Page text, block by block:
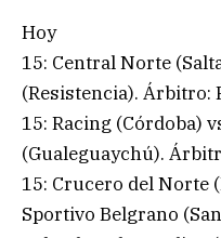
Hoy
15: Central Norte
(Resistencia). Árbitro:
15: Racing (Córdoba)
(Gualeguaychú).
15: Crucero del Norte
Sportivo Belgrano